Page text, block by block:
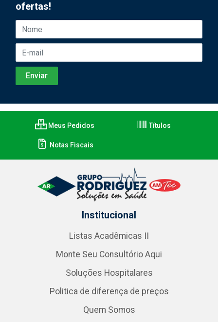
ofertas!
Meus Pedidos Títulos
Notas Fiscais
Institucional
Listas Acadêmicas II
Monte Seu Consultório Aqui
Soluções Hospitalares
Politica de diferença de preços
Quem Somos